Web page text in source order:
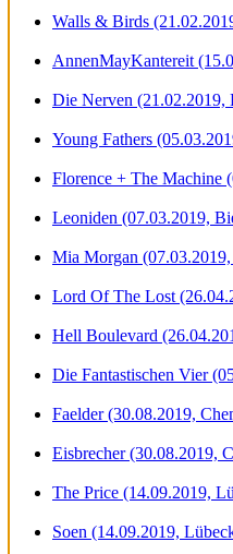
Walls & Birds
AnnenMayKantereit
Die Nerven (21.02.2019,
Young Fathers
Florence + The Machine
Leoniden (07.03.2019,
Mia Morgan
Lord Of The Lost
Hell Boulevard
Die Fantastischen Vier
Faelder (30.08.2019,
Eisbrecher (30.08.2019,
The Price (14.09.2019,
Soen (14.09.2019,